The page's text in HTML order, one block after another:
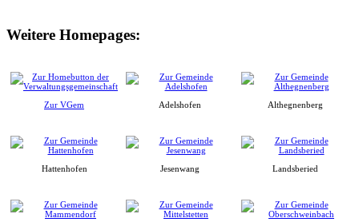
Weitere Homepages:
Zur VGem Adelshofen Althegnenberg
Hattenhofen Jesenwang Landsberied